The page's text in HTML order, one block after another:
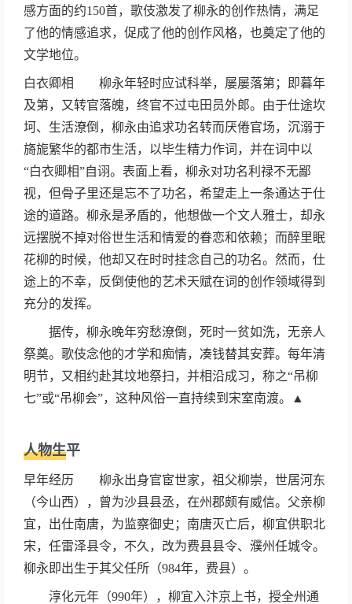
感方面的约150首，歌伎激发了柳永的创作热情，满足
了他的情感追求，促成了他的创作风格，也奠定了他的
文学地位。
白衣卿相 柳永年轻时应试科举，屡屡落第；即暮年
及第，又转官落魄，终官不过屯田员外郎。由于仕途坎
坷、生活潦倒，柳永由追求功名转而厌倦官场，沉溺于
旖旎繁华的都市生活，以毕生精力作词，并在词中以
“白衣卿相”自诩。表面上看，柳永对功名利禄不无鄙
视，但骨子里还是忘不了功名，希望走上一条通达于仕
途的道路。柳永是矛盾的，他想做一个文人雅士，却永
远摆脱不掉对俗世生活和情爱的眷恋和依赖；而醉里眠
花柳的时候，他却又在时时挂念自己的功名。然而，仕
途上的不幸，反倒使他的艺术天赋在词的创作领域得到
充分的发挥。
据传，柳永晚年穷愁潦倒，死时一贫如洗，无亲人
祭奠。歌伎念他的才学和痴情，凑钱替其安葬。每年清
明节，又相约赴其坟地祭扫，并相沿成习，称之“吊柳
七”或“吊柳会”，这种风俗一直持续到宋室南渡。▲
人物生平
早年经历 柳永出身官宦世家，祖父柳崇，世居河东
（今山西），曾为沙县县丞，在州郡颇有威信。父亲柳
宜，出仕南唐，为监察御史；南唐灭亡后，柳宜供职北
宋，任雷泽县令，不久，改为费县县令、濮州任城令。
柳永即出生于其父任所（984年，费县）。
淳化元年（990年），柳宜入汴京上书，授全州通